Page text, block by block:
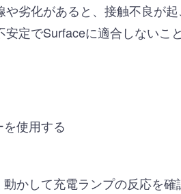
や劣化があると、接触不良が
定でSurfaceに適合しないこ
使用する
かして充電ランプの反応を確